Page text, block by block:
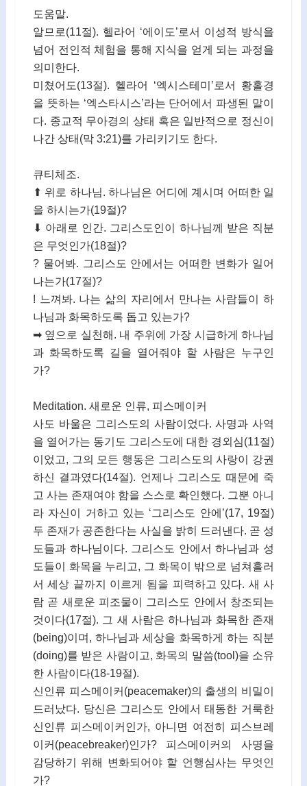
도움말.
알므로(11절). 헬라어 ‘에이도’로서 이성적 방식을
넘어 전인적 체험을 통해 지식을 얻게 되는 과정을
의미한다.
미쳤어도(13절). 헬라어 ‘엑시스테미’로서 황홀경
을 뜻하는 ‘엑스타시스’라는 단어에서 파생된 말이
다. 종교적 무아경의 상태 혹은 일반적으로 정신이
나간 상태(막 3:21)를 가리키기도 한다.
큐티체조.
⬆ 위로 하나님. 하나님은 어디에 계시며 어떠한 일
을 하시는가(19절)?
⬇ 아래로 인간. 그리스도인이 하나님께 받은 직분
은 무엇인가(18절)?
? 물어봐. 그리스도 안에서는 어떠한 변화가 일어
나는가(17절)?
! 느껴봐. 나는 삶의 자리에서 만나는 사람들이 하
나님과 화목하도록 돕고 있는가?
➡ 옆으로 실천해. 내 주위에 가장 시급하게 하나님
과 화목하도록 길을 열어줘야 할 사람은 누구인
가?
Meditation. 새로운 인류, 피스메이커
사도 바울은 그리스도의 사람이었다. 사명과 사역
을 열어가는 동기도 그리스도에 대한 경외심(11절)
이었고, 그의 모든 행동은 그리스도의 사랑이 강권
하신 결과였다(14절). 언제나 그리스도 때문에 죽
고 사는 존재여야 함을 스스로 확인했다. 그뿐 아니
라 자신이 거하고 있는 ‘그리스도 안에’(17, 19절)
두 존재가 공존한다는 사실을 밝히 드러낸다. 곧 성
도들과 하나님이다. 그리스도 안에서 하나님과 성
도들이 화목을 누리고, 그 화목이 밖으로 넘쳐흘러
서 세상 끝까지 이르게 됨을 피력하고 있다. 새 사
람 곧 새로운 피조물이 그리스도 안에서 창조되는
것이다(17절). 그 새 사람은 하나님과 화목한 존재
(being)이며, 하나님과 세상을 화목하게 하는 직분
(doing)를 받은 사람이고, 화목의 말씀(tool)을 소유
한 사람이다(18-19절).
신인류 피스메이커(peacemaker)의 출생의 비밀이
드러났다. 당신은 그리스도 안에서 태동한 거룩한
신인류 피스메이커인가, 아니면 여전히 피스브레
이커(peacebreaker)인가? 피스메이커의 사명을
감당하기 위해 변화되어야 할 언행심사는 무엇인
가?